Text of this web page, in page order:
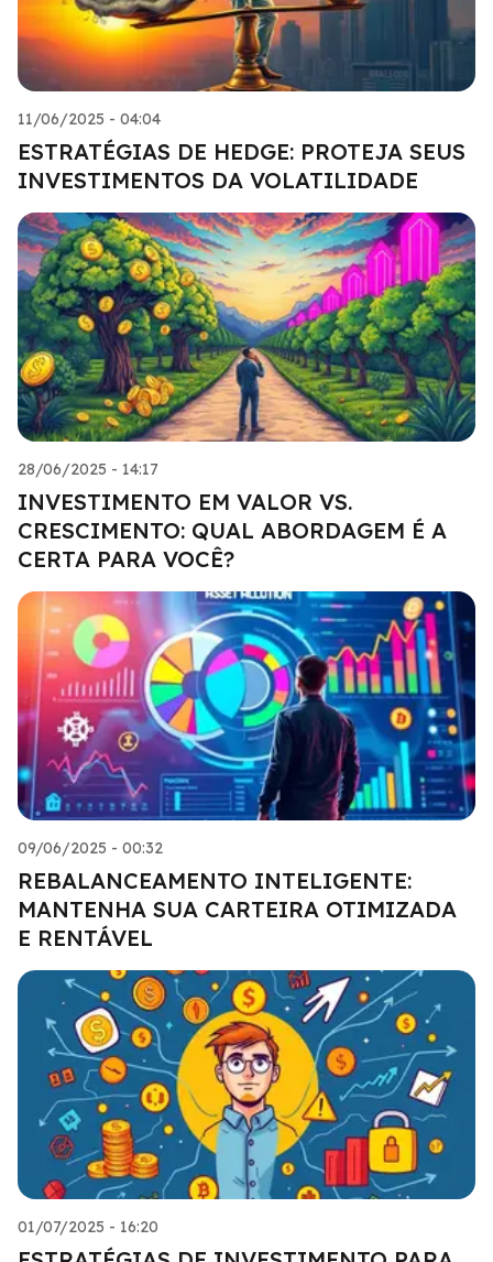
11/06/2025 - 04:04
ESTRATÉGIAS DE HEDGE: PROTEJA SEUS
INVESTIMENTOS DA VOLATILIDADE
28/06/2025 - 14:17
INVESTIMENTO EM VALOR VS.
CRESCIMENTO: QUAL ABORDAGEM É A
CERTA PARA VOCÊ?
09/06/2025 - 00:32
REBALANCEAMENTO INTELIGENTE:
MANTENHA SUA CARTEIRA OTIMIZADA
E RENTÁVEL
01/07/2025 - 16:20